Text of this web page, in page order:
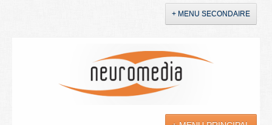
+ MENU SECONDAIRE